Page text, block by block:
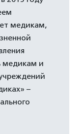
медикам,
медикам и
–